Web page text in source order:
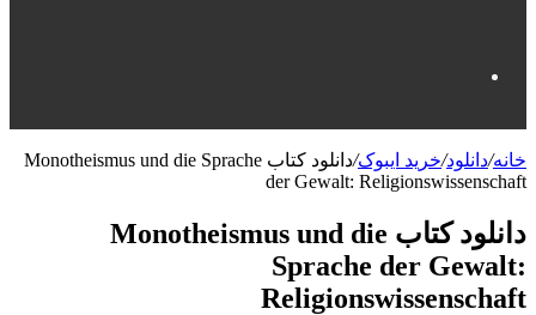
برای
خانه/دانلود/خرید ایبوک/
دانلود کتاب Monotheismus und die Sprache
der Gewalt: Religionswissenschaft
دانلود کتاب Monotheismus und die
Sprache der Gewalt:
Religionswissenschaft